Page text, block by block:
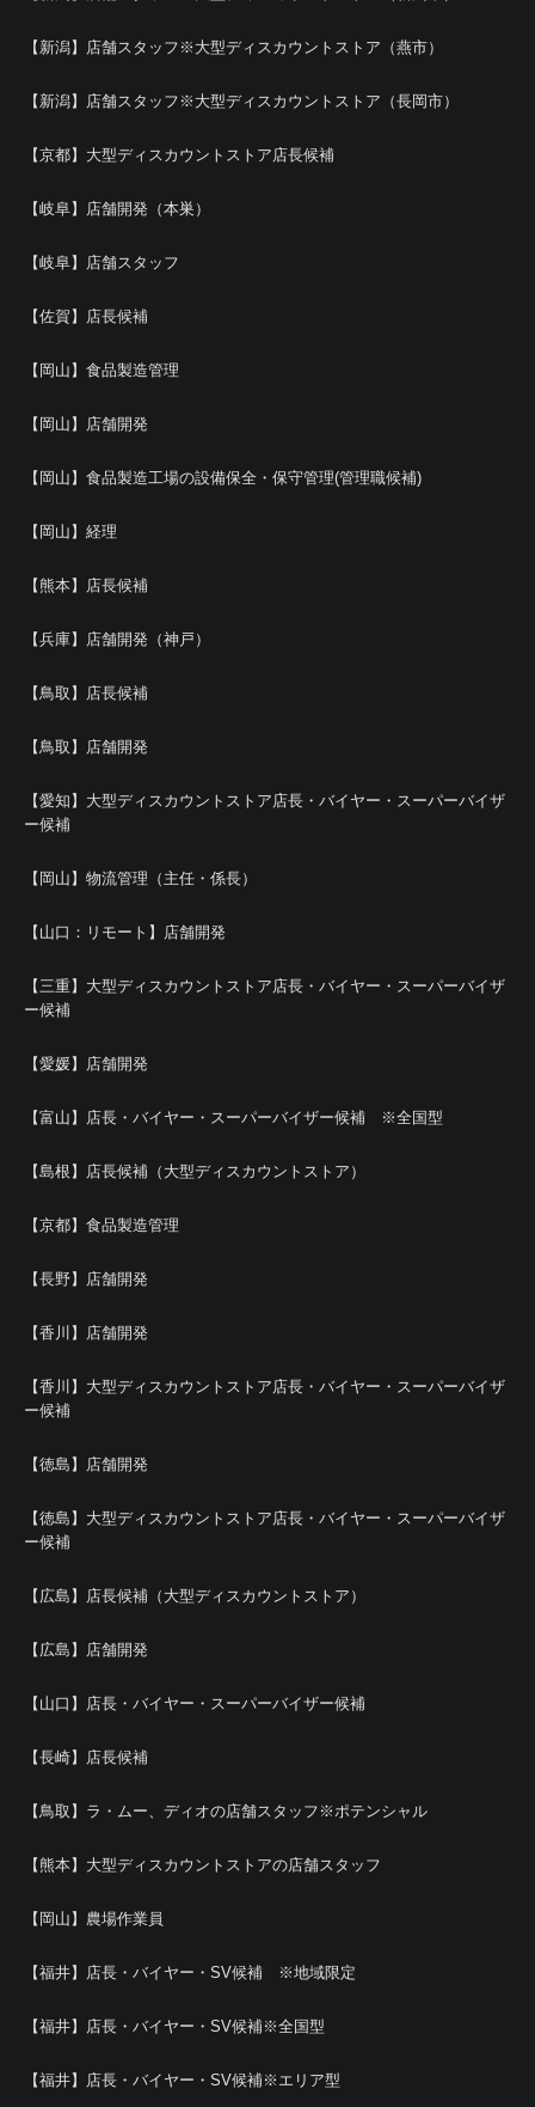
【新潟】店舗スタッフ※大型ディスカウントストア（燕市）
【新潟】店舗スタッフ※大型ディスカウントストア（長岡市）
【京都】大型ディスカウントストア店長候補
【岐阜】店舗開発（本巣）
【岐阜】店舗スタッフ
【佐賀】店長候補
【岡山】食品製造管理
【岡山】店舗開発
【岡山】食品製造工場の設備保全・保守管理(管理職候補)
【岡山】経理
【熊本】店長候補
【兵庫】店舗開発（神戸）
【鳥取】店長候補
【鳥取】店舗開発
【愛知】大型ディスカウントストア店長・バイヤー・スーパーバイザ
ー候補
【岡山】物流管理（主任・係長）
【山口：リモート】店舗開発
【三重】大型ディスカウントストア店長・バイヤー・スーパーバイザ
ー候補
【愛媛】店舗開発
【富山】店長・バイヤー・スーパーバイザー候補 ※全国型
【島根】店長候補（大型ディスカウントストア）
【京都】食品製造管理
【長野】店舗開発
【香川】店舗開発
【香川】大型ディスカウントストア店長・バイヤー・スーパーバイザ
ー候補
【徳島】店舗開発
【徳島】大型ディスカウントストア店長・バイヤー・スーパーバイザ
ー候補
【広島】店長候補（大型ディスカウントストア）
【広島】店舗開発
【山口】店長・バイヤー・スーパーバイザー候補
【長崎】店長候補
【鳥取】ラ・ムー、ディオの店舗スタッフ※ポテンシャル
【熊本】大型ディスカウントストアの店舗スタッフ
【岡山】農場作業員
【福井】店長・バイヤー・SV候補 ※地域限定
【福井】店長・バイヤー・SV候補※全国型
【福井】店長・バイヤー・SV候補※エリア型